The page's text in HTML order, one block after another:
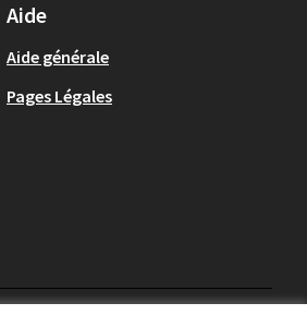
Aide
Aide générale
Pages Légales